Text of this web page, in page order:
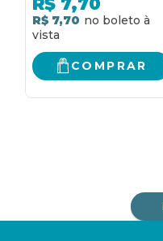
3
R$ 7,70
COMPRAR